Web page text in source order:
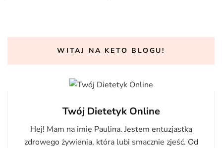
WITAJ NA KETO BLOGU!
Twój Dietetyk Online
Hej! Mam na imię Paulina. Jestem entuzjastką
zdrowego żywienia, która lubi smacznie zjeść. Od